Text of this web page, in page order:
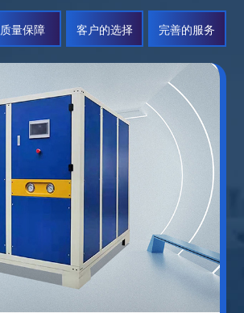
质量保障 客户的选择 完善的服务